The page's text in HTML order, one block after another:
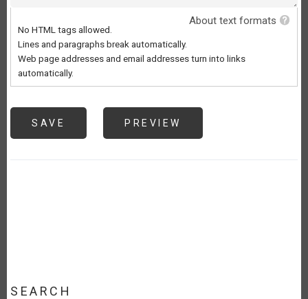
About text formats
No HTML tags allowed.
Lines and paragraphs break automatically.
Web page addresses and email addresses turn into links
automatically.
SEARCH